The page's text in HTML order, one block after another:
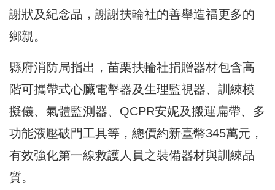
謝狀及紀念品，謝謝扶輪社的善舉造福更多的
鄉親。
縣府消防局指出，苗栗扶輪社捐贈器材包含高
階可攜帶式心臟電擊器及生理監視器、訓練模
擬儀、氣體監測器、QCPR安妮及搬運扁帶、多
功能液壓破門工具等，總價約新臺幣345萬元，
有效強化第一線救護人員之裝備器材與訓練品
質。